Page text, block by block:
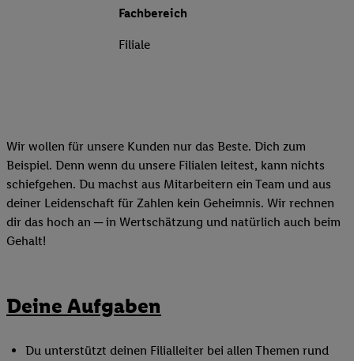
Fachbereich
Filiale
Wir wollen für unsere Kunden nur das Beste. Dich zum
Beispiel. Denn wenn du unsere Filialen leitest, kann nichts
schiefgehen. Du machst aus Mitarbeitern ein Team und aus
deiner Leidenschaft für Zahlen kein Geheimnis. Wir rechnen
dir das hoch an ─ in Wertschätzung und natürlich auch beim
Gehalt!
Deine Aufgaben
Du unterstützt deinen Filialleiter bei allen Themen rund